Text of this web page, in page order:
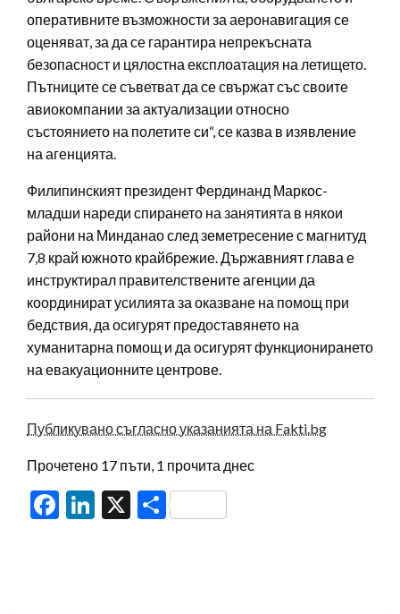
оперативните възможности за аеронавигация се
оценяват, за да се гарантира непрекъсната
безопасност и цялостна експлоатация на летището.
Пътниците се съветват да се свържат със своите
авиокомпании за актуализации относно
състоянието на полетите си“, се казва в изявление
на агенцията.
Филипинският президент Фердинанд Маркос-
младши нареди спирането на занятията в някои
райони на Минданао след земетресение с магнитуд
7,8 край южното крайбрежие. Държавният глава е
инструктирал правителствените агенции да
координират усилията за оказване на помощ при
бедствия, да осигурят предоставянето на
хуманитарна помощ и да осигурят функционирането
на евакуационните центрове.
Публикувано съгласно указанията на Fakti.bg
Прочетено 17 пъти, 1 прочита днес
Facebook
LinkedIn
X Share